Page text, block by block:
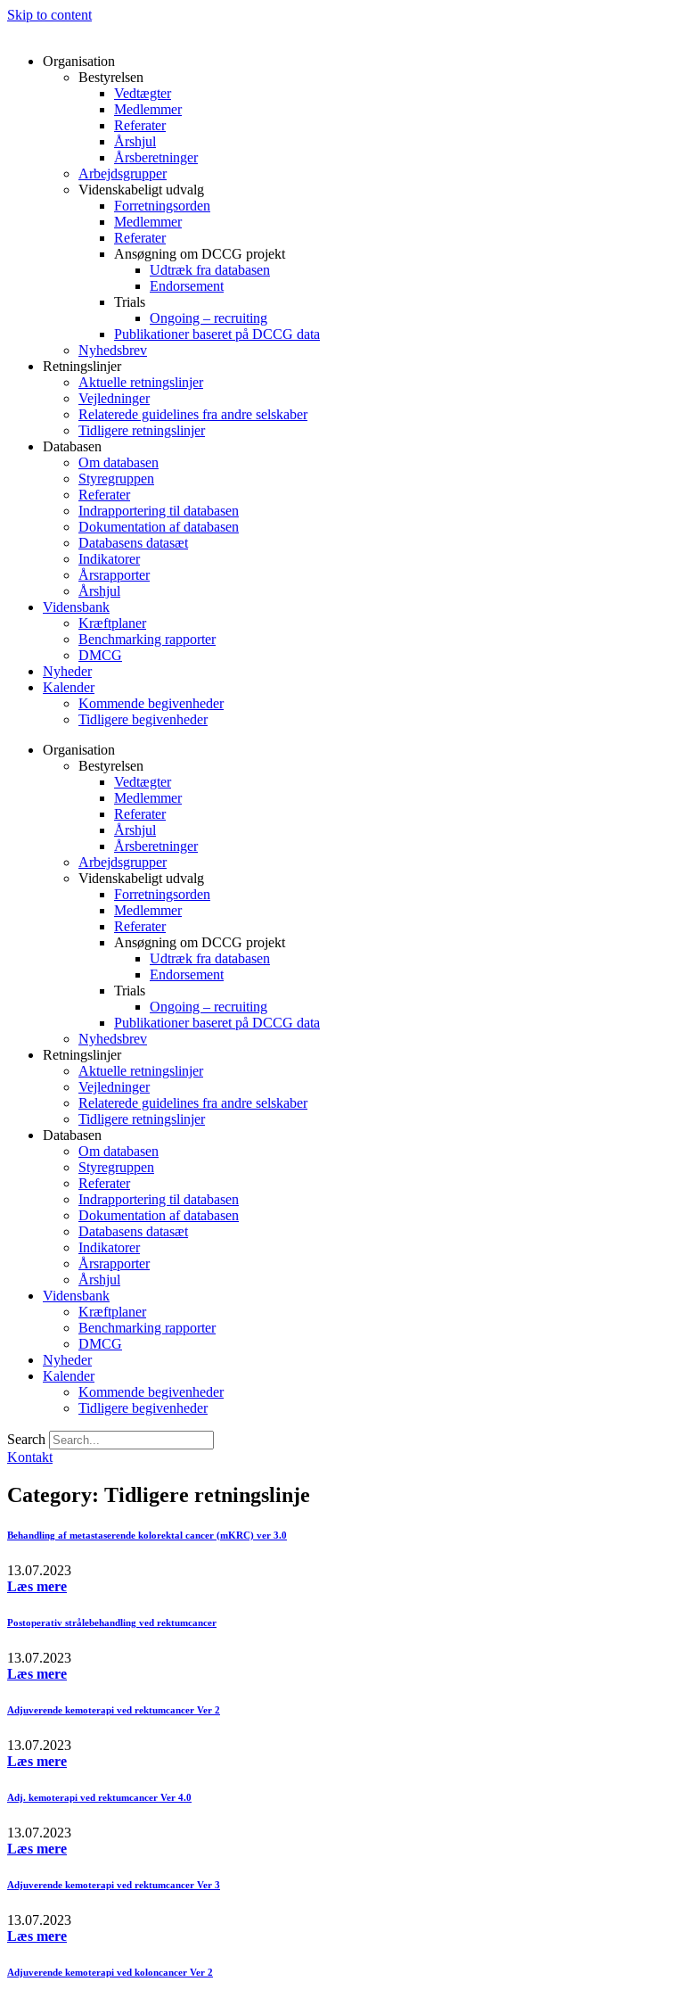
Skip to content
Organisation
Bestyrelsen
Vedtægter
Medlemmer
Referater
Årshjul
Årsberetninger
Arbejdsgrupper
Videnskabeligt udvalg
Forretningsorden
Medlemmer
Referater
Ansøgning om DCCG projekt
Udtræk fra databasen
Endorsement
Trials
Ongoing – recruiting
Publikationer baseret på DCCG data
Nyhedsbrev
Retningslinjer
Aktuelle retningslinjer
Vejledninger
Relaterede guidelines fra andre selskaber
Tidligere retningslinjer
Databasen
Om databasen
Styregruppen
Referater
Indrapportering til databasen
Dokumentation af databasen
Databasens datasæt
Indikatorer
Årsrapporter
Årshjul
Vidensbank
Kræftplaner
Benchmarking rapporter
DMCG
Nyheder
Kalender
Kommende begivenheder
Tidligere begivenheder
Organisation
Bestyrelsen
Vedtægter
Medlemmer
Referater
Årshjul
Årsberetninger
Arbejdsgrupper
Videnskabeligt udvalg
Forretningsorden
Medlemmer
Referater
Ansøgning om DCCG projekt
Udtræk fra databasen
Endorsement
Trials
Ongoing – recruiting
Publikationer baseret på DCCG data
Nyhedsbrev
Retningslinjer
Aktuelle retningslinjer
Vejledninger
Relaterede guidelines fra andre selskaber
Tidligere retningslinjer
Databasen
Om databasen
Styregruppen
Referater
Indrapportering til databasen
Dokumentation af databasen
Databasens datasæt
Indikatorer
Årsrapporter
Årshjul
Vidensbank
Kræftplaner
Benchmarking rapporter
DMCG
Nyheder
Kalender
Kommende begivenheder
Tidligere begivenheder
Search
Kontakt
Category: Tidligere retningslinje
Behandling af metastaserende kolorektal cancer (mKRC) ver 3.0
13.07.2023
Læs mere
Postoperativ strålebehandling ved rektumcancer
13.07.2023
Læs mere
Adjuverende kemoterapi ved rektumcancer Ver 2
13.07.2023
Læs mere
Adj. kemoterapi ved rektumcancer Ver 4.0
13.07.2023
Læs mere
Adjuverende kemoterapi ved rektumcancer Ver 3
13.07.2023
Læs mere
Adjuverende kemoterapi ved koloncancer Ver 2